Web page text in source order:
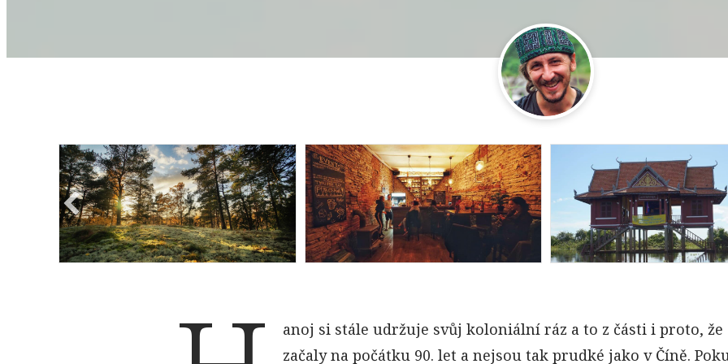
ByVít Lašťovka
ByVít Lašťovka ByVít Lašťovka
anoj si stále udržuje svůj koloniální ráz a to z části i proto,
začaly na počátku 90. let a nejsou tak prudké jako v Číně.